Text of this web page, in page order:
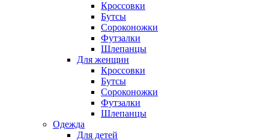
Кроссовки
Бутсы
Сороконожки
Футзалки
Шлепанцы
Для женщин
Кроссовки
Бутсы
Сороконожки
Футзалки
Шлепанцы
Одежда
Для детей